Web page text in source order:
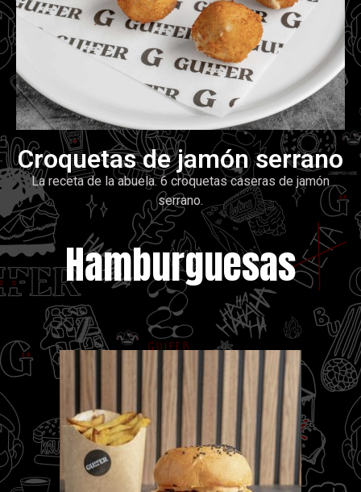
Croquetas de jamón serrano
La receta de la abuela. 6 croquetas caseras de jamón
serrano.
Hamburguesas